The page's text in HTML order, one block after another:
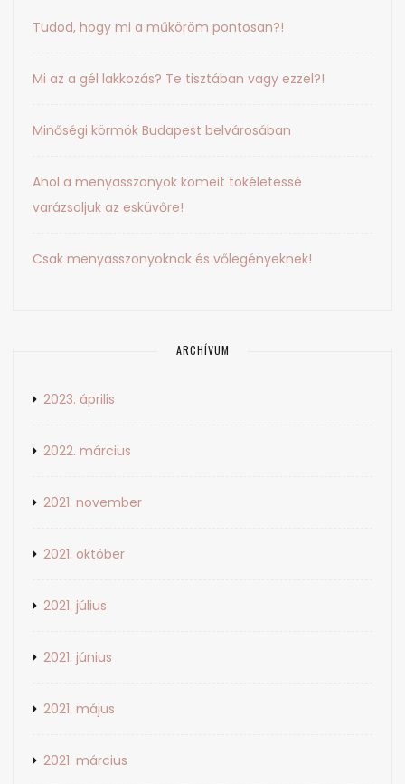
Tudod, hogy mi a műköröm pontosan?!
Mi az a gél lakkozás? Te tisztában vagy ezzel?!
Minőségi körmök Budapest belvárosában
Ahol a menyasszonyok kömeit tökéletessé
varázsoljuk az esküvőre!
Csak menyasszonyoknak és vőlegényeknek!
ARCHÍVUM
2023. április
2022. március
2021. november
2021. október
2021. július
2021. június
2021. május
2021. március